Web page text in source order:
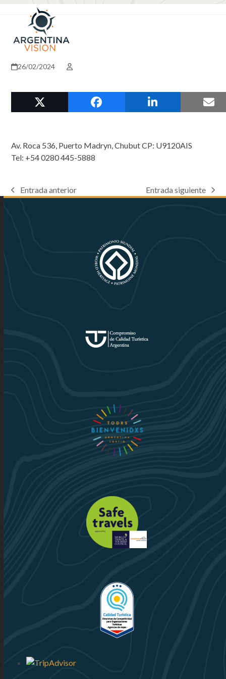
Open
mobile
menu
Close
mobile
menu
26/02/2024
Av. Roca 536, Puerto Madryn, Chubut CP: U9120AIS
Tel: +54 0280 445-5888
previous
Entrada anterior
next
Entrada siguiente